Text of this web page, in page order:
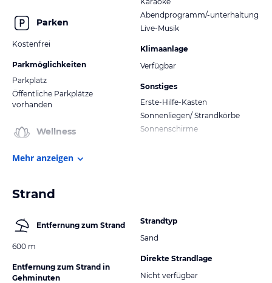
Parken
Kostenfrei
Parkmöglichkeiten
Parkplatz
Öffentliche Parkplätze
vorhanden
Wellness
Abendprogramm/-unterhaltung
Live-Musik
Klimaanlage
Verfügbar
Sonstiges
Erste-Hilfe-Kasten
Sonnenliegen/ Strandkörbe
Sonnenschirme
Mehr anzeigen
Strand
Entfernung zum Strand
600 m
Entfernung zum Strand in
Gehminuten
Strandtyp
Sand
Direkte Strandlage
Nicht verfügbar